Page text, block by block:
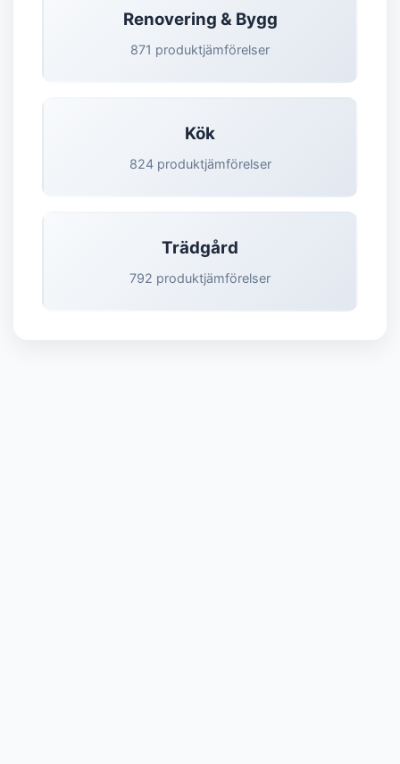
Renovering & Bygg
871 produktjämförelser
Kök
824 produktjämförelser
Trädgård
792 produktjämförelser